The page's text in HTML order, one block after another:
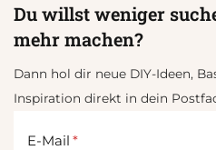
Du willst weniger
mehr machen?
Dann hol dir neue DIY-Ideen,
Inspiration direkt in dein
E-Mail